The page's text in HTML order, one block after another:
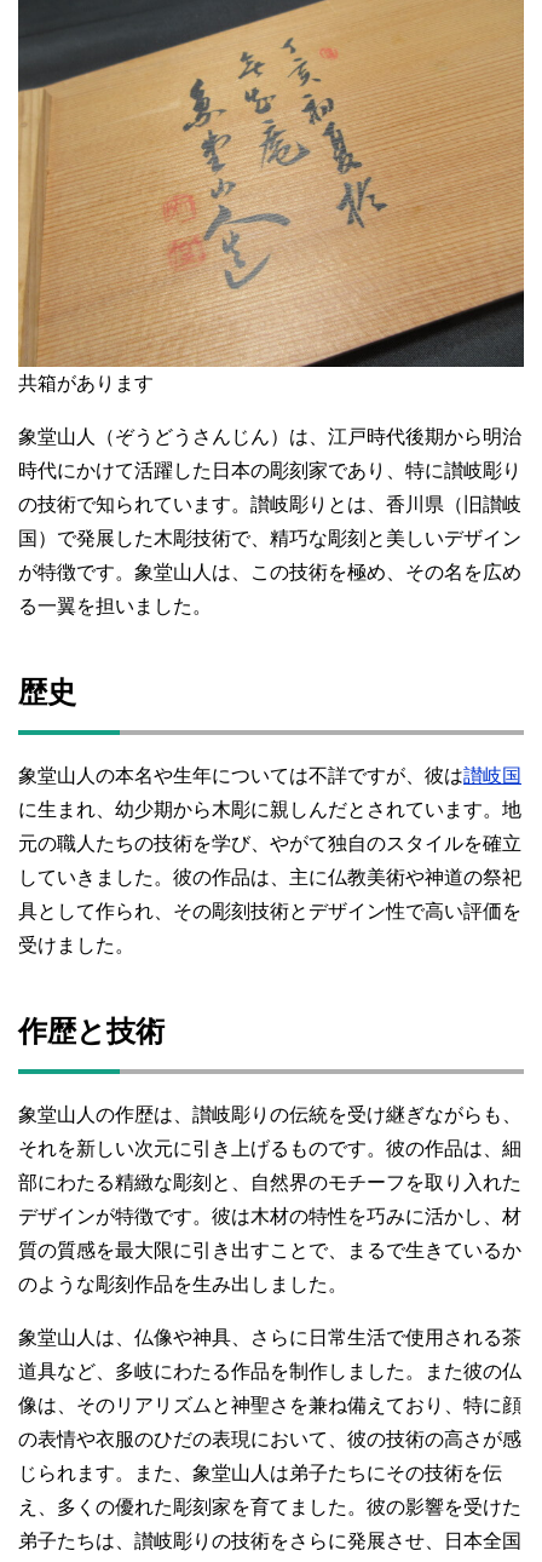
共箱があります
象堂山人（ぞうどうさんじん）は、江戸時代後期から明治
時代にかけて活躍した日本の彫刻家であり、特に讃岐彫り
の技術で知られています。讃岐彫りとは、香川県（旧讃岐
国）で発展した木彫技術で、精巧な彫刻と美しいデザイン
が特徴です。象堂山人は、この技術を極め、その名を広め
る一翼を担いました。
歴史
象堂山人の本名や生年については不詳ですが、彼は讃岐国
に生まれ、幼少期から木彫に親しんだとされています。地
元の職人たちの技術を学び、やがて独自のスタイルを確立
していきました。彼の作品は、主に仏教美術や神道の祭祀
具として作られ、その彫刻技術とデザイン性で高い評価を
受けました。
作歴と技術
象堂山人の作歴は、讃岐彫りの伝統を受け継ぎながらも、
それを新しい次元に引き上げるものです。彼の作品は、細
部にわたる精緻な彫刻と、自然界のモチーフを取り入れた
デザインが特徴です。彼は木材の特性を巧みに活かし、材
質の質感を最大限に引き出すことで、まるで生きているか
のような彫刻作品を生み出しました。
象堂山人は、仏像や神具、さらに日常生活で使用される茶
道具など、多岐にわたる作品を制作しました。また彼の仏
像は、そのリアリズムと神聖さを兼ね備えており、特に顔
の表情や衣服のひだの表現において、彼の技術の高さが感
じられます。また、象堂山人は弟子たちにその技術を伝
え、多くの優れた彫刻家を育てました。彼の影響を受けた
弟子たちは、讃岐彫りの技術をさらに発展させ、日本全国